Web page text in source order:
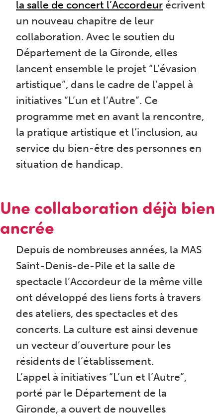
la salle de concert l’Accordeur écrivent
un nouveau chapitre de leur
collaboration. Avec le soutien du
Département de la Gironde, elles
lancent ensemble le projet “L’évasion
artistique”, dans le cadre de l’appel à
initiatives “L’un et l’Autre”. Ce
programme met en avant la rencontre,
la pratique artistique et l’inclusion, au
service du bien-être des personnes en
situation de handicap.
Une collaboration déjà bien
ancrée
Depuis de nombreuses années, la MAS
Saint-Denis-de-Pile et la salle de
spectacle l’Accordeur de la même ville
ont développé des liens forts à travers
des ateliers, des spectacles et des
concerts. La culture est ainsi devenue
un vecteur d’ouverture pour les
résidents de l’établissement.
L’appel à initiatives “L’un et l’Autre”,
porté par le Département de la
Gironde, a ouvert de nouvelles